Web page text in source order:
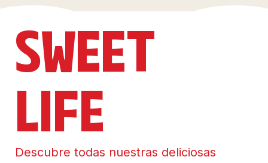
SWEET
LIFE
Descubre todas nuestras deliciosas